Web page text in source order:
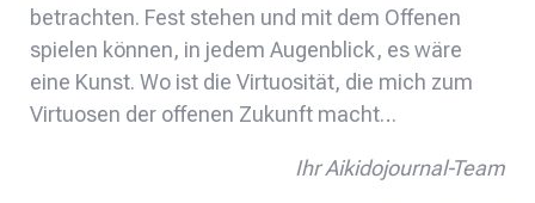
betrachten. Fest stehen und mit dem Offenen
spielen können, in jedem Augenblick, es wäre
eine Kunst. Wo ist die Virtuosität, die mich zum
Virtuosen der offenen Zukunft macht…
Ihr Aikidojournal-Team